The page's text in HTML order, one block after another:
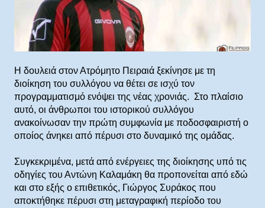
H δουλειά στον Ατρόμητο Πειραιά ξεκίνησε με τη
διοίκηση του συλλόγου να θέτει σε ισχύ τον
προγραμματισμό ενόψει της νέας χρονιάς. Στο πλαίσιο
αυτό, οι άνθρωποι του ιστορικού συλλόγου
ανακοίνωσαν την πρώτη συμφωνία με ποδοσφαιριστή ο
οποίος άνηκει από πέρυσι στο δυναμικό της ομάδας.
Συγκεκριμένα, μετά από ενέργειες της διοίκησης υπό τις
οδηγίες του Αντώνη Καλαμάκη θα προπονείται από εδώ
και στο εξής ο επιθετικός, Γιώργος Συράκος που
αποκτήθηκε πέρυσι στη μεταγραφική περίοδο του